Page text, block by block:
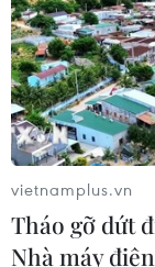
TIN CÙNG
vietnamplus.vn
Tháo gỡ dứt
Nhà máy